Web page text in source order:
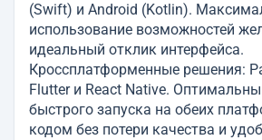
(Swift) и Android (Kotlin).
использование возможностей
идеальный отклик интерфейса.
Кроссплатформенные решения:
Flutter и React Native.
быстрого запуска на обеих
кодом без потери качества и